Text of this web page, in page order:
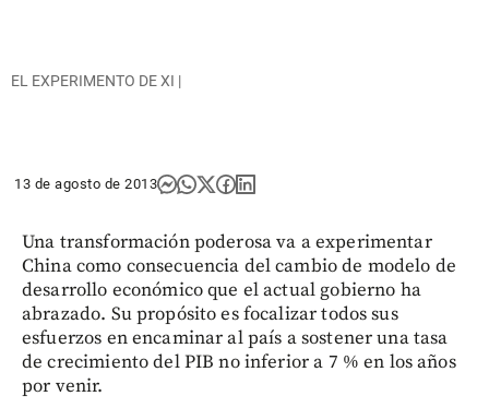
EL EXPERIMENTO DE XI |
13 de agosto de 2013
Una transformación poderosa va a experimentar
China como consecuencia del cambio de modelo de
desarrollo económico que el actual gobierno ha
abrazado. Su propósito es focalizar todos sus
esfuerzos en encaminar al país a sostener una tasa
de crecimiento del PIB no inferior a 7 % en los años
por venir.